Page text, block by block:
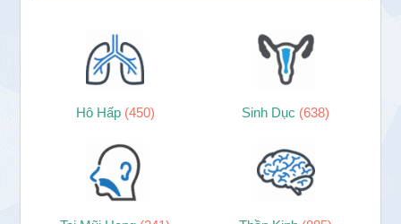
Hô Hấp (450) Sinh Dục (638)